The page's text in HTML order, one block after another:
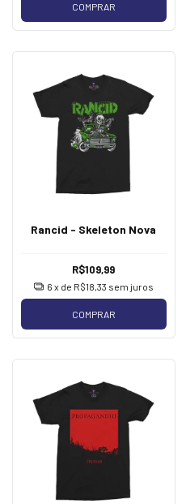
COMPRAR
Rancid - Skeleton Nova
R$109,99
6 x de R$18,33 sem juros
COMPRAR